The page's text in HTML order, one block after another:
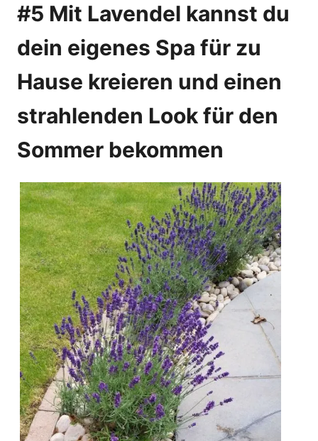
#5 Mit Lavendel kannst du
dein eigenes Spa für zu
Hause kreieren und einen
strahlenden Look für den
Sommer bekommen